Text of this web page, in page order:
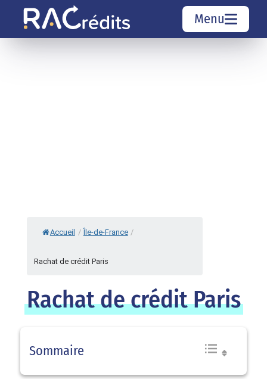
Menu
Accueil / Île-de-France /
Rachat de crédit Paris
Rachat de crédit Paris
Sommaire